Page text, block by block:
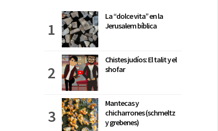
La “dolce vita” en la
Jerusalem bíblica
Chistes judíos: El talit y el
shofar
Mantecas y
chicharrones (schmeltz
y grebenes)